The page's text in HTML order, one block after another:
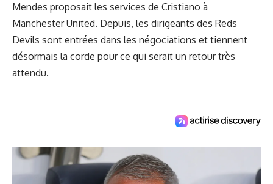
Mendes proposait les services de Cristiano à
Manchester United. Depuis, les dirigeants des Reds
Devils sont entrées dans les négociations et tiennent
désormais la corde pour ce qui serait un retour très
attendu.